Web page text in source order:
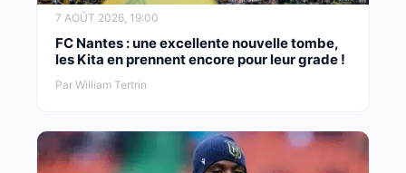
7 AOÛT 2026, 19:00
FC Nantes : une excellente nouvelle tombe,
les Kita en prennent encore pour leur grade !
Par William Tertrin